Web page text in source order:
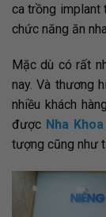
ca trồng implant
chức năng ăn
Mặc dù có rất
nay. Và thương
nhiều khách
được Nha
tượng cũng như